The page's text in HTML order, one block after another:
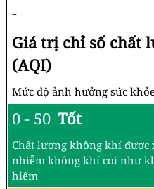
-
Giá trị chỉ số chất
(AQI)
Mức độ ảnh hưởng sức
0 - 50 Tốt
Chất lượng không khí được
nhiễm không khí coi như
hiểm